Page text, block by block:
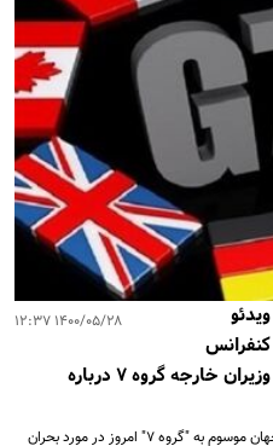
۱۴۰۰/۰۵/۲۸ ۱۲:۳۷
ویدئو
کنفرانس
وزیران خارجه گروه ۷ درباره
وزیران امور خارجه هفت کشور صنعتی بزرگ جهان موسوم به "گروه ۷" امروز در مورد بحران